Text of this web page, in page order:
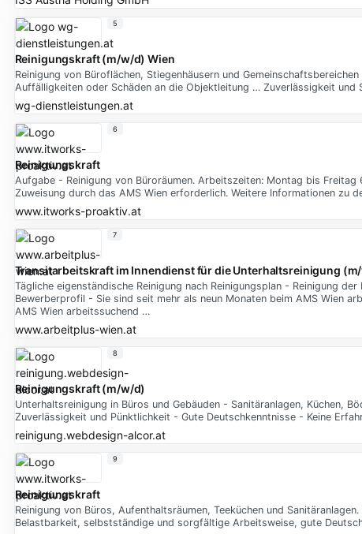
Reinigungskraft (m/w/d) Wien
Reinigung von Büroflächen, Stiegenhäusern und
Auffälligkeiten oder Schäden an die Objektleitung … Zuverlässigkeit und
wg-dienstleistungen.at
5
Reinigungskraft
Aufgabe - Reinigung von Büroräumen. Arbeitszeiten: Montag bis
Zuweisung durch das AMS Wien erforderlich. Weitere Informationen zu
www.itworks-proaktiv.at
6
Transitarbeitskraft im Innendienst für die Unterhaltsreinigung
Tägliche eigenständische Reinigung nach Reinigungsplan - Reinigung
Bewerberprofil - Sie sind seit mehr als neun Monaten beim AMS Wien
AMS Wien arbeitssuchend …
www.arbeitplus-wien.at
7
Reinigungskraft (m/w/d)
Unterhaltsreinigung in Büros und Gebäuden - Sanitäranlagen, Küchen,
Zuverlässigkeit und Pünktlichkeit - Gute Deutschkenntnisse - Keine
reinigung.webdesign-alcor.at
8
Reinigungskraft
Reinigung von Büros, Aufenthaltsräumen, Teeküchen und
Belastbarkeit, selbstständige und sorgfältige Arbeitsweise, gute
9